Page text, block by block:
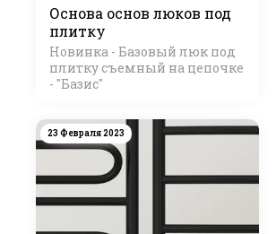
Основа основ люков под
плитку
Новинка - Базовый люк под
плитку съемный на цепочке
- "Базис"
23 Февраля 2023